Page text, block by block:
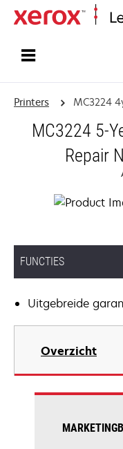
Printers MC3224
MC3224 5-
Repair
FUNCTIES
Uitgebreide
Overzicht